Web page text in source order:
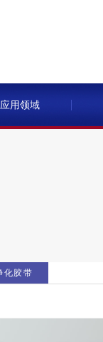
应用领域
化胶带